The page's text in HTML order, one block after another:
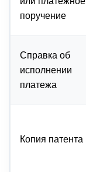
поручение
Справка об
исполнении
платежа
Копия патента